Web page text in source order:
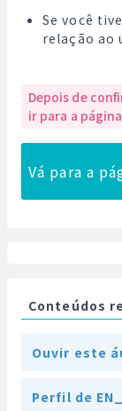
Se você
relação ao
Depois de
ir para a
Vá para a
Conteúdos
Ouvir este
Perfil de